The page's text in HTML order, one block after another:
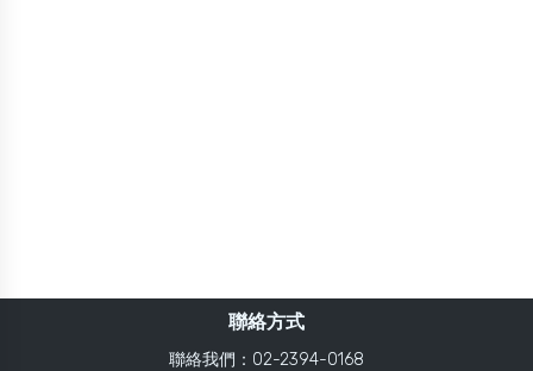
聯絡方式
聯絡我們：02-2394-0168